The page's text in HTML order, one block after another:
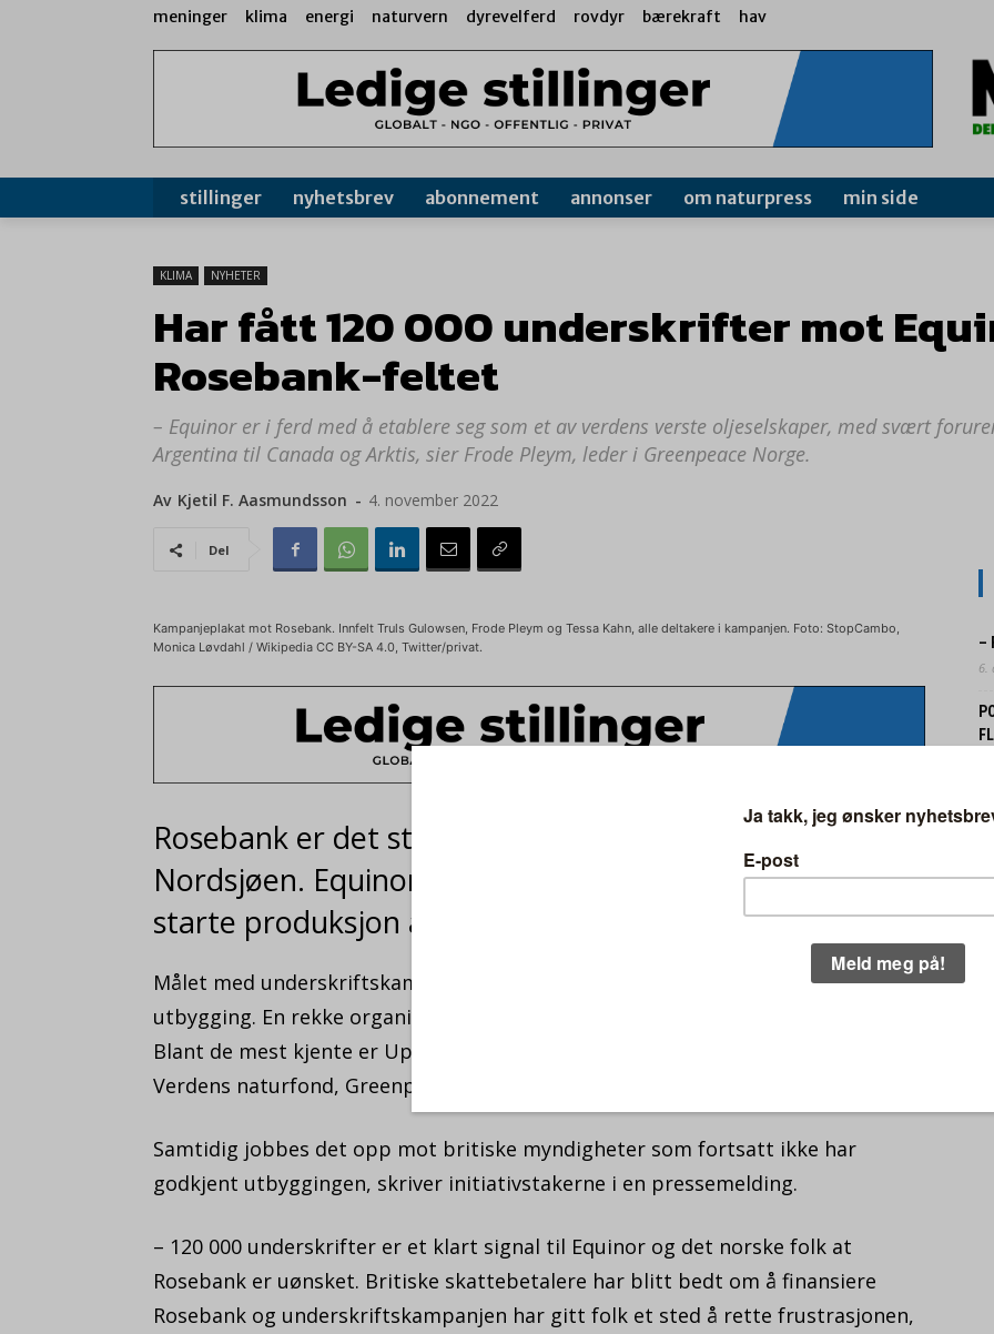
meninger klima energi naturvern dyrevelferd rovdyr bærekraft hav
stillinger nyhetsbrev abonnement annonser om naturpress min side
KLIMA NYHETER
Har fått 120 000 underskrifter mot
Rosebank-feltet
– Equinor er i ferd med å etablere seg som et av verdens verste oljeselskaper, med svært
Argentina til Canada og Arktis, sier Frode Pleym, leder i Greenpeace Norge.
Av Kjetil F. Aasmundsson - 4. november 2022
Del
Kampanjeplakat mot Rosebank. Innfelt Truls Gulowsen, Frode Pleym og Tessa Kahn, alle deltakere i kampanjen. Foto: StopCambo,
Monica Løvdahl / Wikipedia CC BY-SA 4.0, Twitter/privat.
Rosebank er det største uåpnede feltet på britisk side i
Nordsjøen. Equinor har søkt britiske myndigheter om å
starte produksjon av feltet.
Målet med underskriftskampanjen er å få Equinor til å trekke planene om
utbygging. En rekke organisasjoner står bak; norske, britiske og internasjonale.
Blant de mest kjente er Uplift, Greenpeace, Friends of the Earth, 350, WWF
Verdens naturfond, Greenpeace Norge og Naturnverforbundet.
Samtidig jobbes det opp mot britiske myndigheter som fortsatt ikke har
godkjent utbyggingen, skriver initiativstakerne i en pressemelding.
– 120 000 underskrifter er et klart signal til Equinor og det norske folk at
Rosebank er uønsket. Britiske skattebetalere har blitt bedt om å finansiere
Rosebank og underskriftskampanjen har gitt folk et sted å rette frustrasjonen,
–
6.